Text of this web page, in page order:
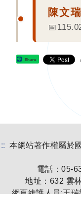
陳文瑞
Share
本網站著作權屬於
電話：05-
地址： 632 雲
網頁維護人員:王